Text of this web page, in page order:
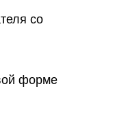
со
форме